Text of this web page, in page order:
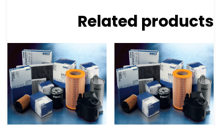
Related products